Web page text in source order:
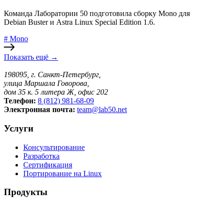
Команда Лаборатории 50 подготовила сборку Mono для
Debian Buster и Astra Linux Special Edition 1.6.
# Mono
Показать ещё →
198095, г. Санкт-Петербург,
улица Маршала Говорова,
дом 35 к. 5 литера Ж, офис 202
Телефон: 8 (812) 981-68-09
Электронная почта: team@lab50.net
Услуги
Консультирование
Разработка
Сертификация
Портирование на Linux
Продукты